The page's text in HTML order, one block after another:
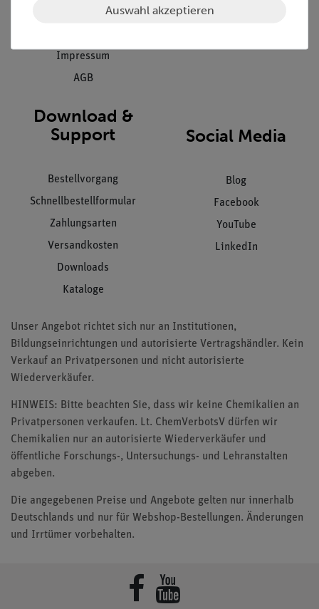
Hinweisgeberschutz
Impressum
AGB
Kundendienst
Download &
Support
Bestellvorgang
Schnellbestellformular
Zahlungsarten
Versandkosten
Downloads
Kataloge
Social Media
Blog
Facebook
YouTube
LinkedIn
Unser Angebot richtet sich nur an Institutionen,
Bildungseinrichtungen und autorisierte Vertragshändler. Kein
Verkauf an Privatpersonen und nicht autorisierte
Wiederverkäufer.
HINWEIS: Bitte beachten Sie, dass wir keine Chemikalien an
Privatpersonen verkaufen. Lt. ChemVerbotsV dürfen wir
Chemikalien nur an autorisierte Wiederverkäufer und
öffentliche Forschungs-, Untersuchungs- und Lehranstalten
abgeben.
Die angegebenen Preise und Angebote gelten nur innerhalb
Deutschlands und nur für Webshop-Bestellungen. Änderungen
und Irrtümer vorbehalten.
Auswahl akzeptieren